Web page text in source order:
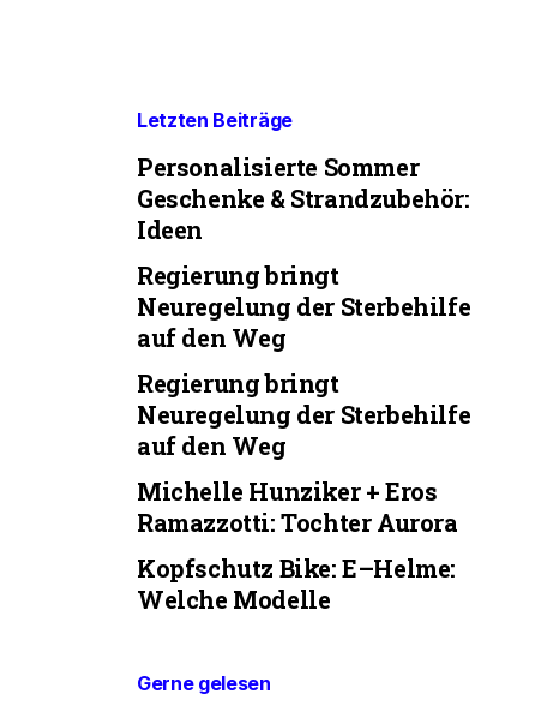
Letzten Beiträge
Personalisierte Sommer
Geschenke & Strandzubehör:
Ideen
Regierung bringt
Neuregelung der Sterbehilfe
auf den Weg
Regierung bringt
Neuregelung der Sterbehilfe
auf den Weg
Michelle Hunziker + Eros
Ramazzotti: Tochter Aurora
Kopfschutz Bike: E–Helme:
Welche Modelle
Gerne gelesen